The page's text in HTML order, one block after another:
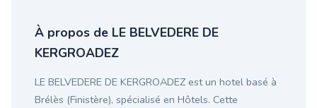
À propos de LE BELVEDERE DE
KERGROADEZ
LE BELVEDERE DE KERGROADEZ est un hotel basé à
Brélès (Finistère), spécialisé en Hôtels. Cette